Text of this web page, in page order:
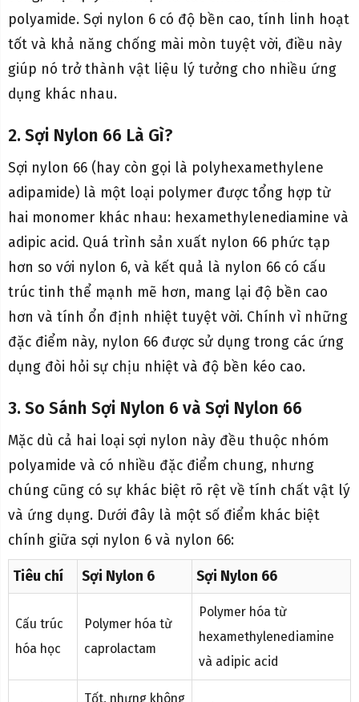
polyamide. Sợi nylon 6 có độ bền cao, tính linh hoạt
tốt và khả năng chống mài mòn tuyệt vời, điều này
giúp nó trở thành vật liệu lý tưởng cho nhiều ứng
dụng khác nhau.
2. Sợi Nylon 66 Là Gì?
Sợi nylon 66 (hay còn gọi là polyhexamethylene
adipamide) là một loại polymer được tổng hợp từ
hai monomer khác nhau: hexamethylenediamine và
adipic acid. Quá trình sản xuất nylon 66 phức tạp
hơn so với nylon 6, và kết quả là nylon 66 có cấu
trúc tinh thể mạnh mẽ hơn, mang lại độ bền cao
hơn và tính ổn định nhiệt tuyệt vời. Chính vì những
đặc điểm này, nylon 66 được sử dụng trong các ứng
dụng đòi hỏi sự chịu nhiệt và độ bền kéo cao.
3. So Sánh Sợi Nylon 6 và Sợi Nylon 66
Mặc dù cả hai loại sợi nylon này đều thuộc nhóm
polyamide và có nhiều đặc điểm chung, nhưng
chúng cũng có sự khác biệt rõ rệt về tính chất vật lý
và ứng dụng. Dưới đây là một số điểm khác biệt
chính giữa sợi nylon 6 và nylon 66:
Tiêu chí Sợi Nylon 6 Sợi Nylon 66
Cấu trúc
hóa học
Polymer hóa từ
caprolactam
Polymer hóa từ
hexamethylenediamine
và adipic acid
Tốt, nhưng không